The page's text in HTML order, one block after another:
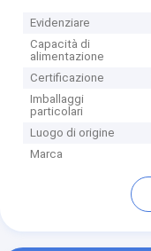
Evidenziare
Capacità di
alimentazione
Certificazione
Imballaggi
particolari
Luogo di origine
Marca